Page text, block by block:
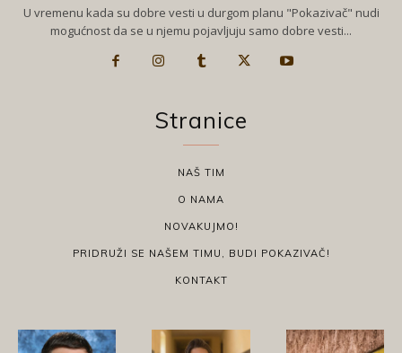
U vremenu kada su dobre vesti u durgom planu "Pokazivač" nudi
mogućnost da se u njemu pojavljuju samo dobre vesti...
Stranice
NAŠ TIM
O NAMA
NOVAKUJMO!
PRIDRUŽI SE NAŠEM TIMU, BUDI POKAZIVAČ!
KONTAKT